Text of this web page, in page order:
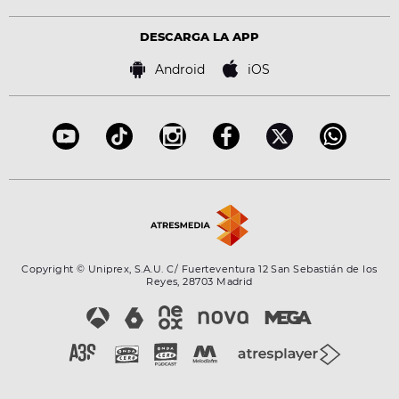
Virales
Bases de concursos
DESCARGA LA APP
Android iOS
Copyright © Uniprex, S.A.U. C/ Fuerteventura 12 San Sebastián de los
Reyes, 28703 Madrid